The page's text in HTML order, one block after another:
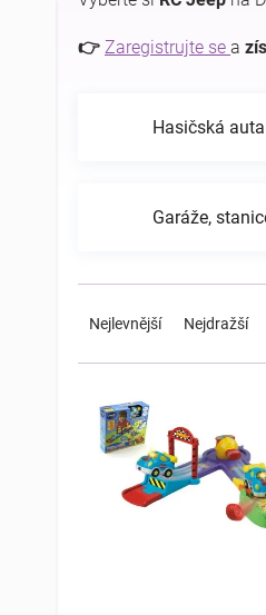
👉 Zaregistrujte se a
Hasičská auta
Garáže,
e
Nejlevnější Nejdražší